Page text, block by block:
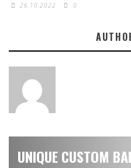
26.10.2022 0
UNIQUE CUSTOM